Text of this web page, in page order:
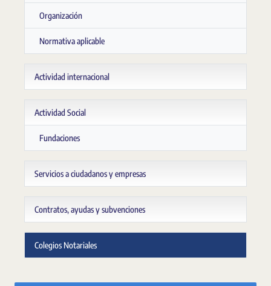
Organización
Normativa aplicable
Actividad internacional
Actividad Social
Fundaciones
Servicios a ciudadanos y empresas
Contratos, ayudas y subvenciones
Colegios Notariales